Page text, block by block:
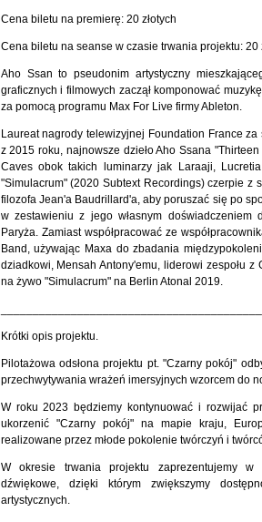
Cena biletu na premierę: 20 złotych
Cena biletu na seanse w czasie trwania projektu: 20
Aho Ssan to pseudonim artystyczny
graficznych i filmowych zaczął komponować
za pomocą programu Max For Live firmy Ableton.
Laureat nagrody telewizyjnej Foundation France
z 2015 roku, najnowsze dzieło Aho Ssana
Caves obok takich luminarzy jak Laraaji,
"Simulacrum" (2020 Subtext Recordings) czerpie z
filozofa Jean'a Baudrillard'a, aby poruszać się po
w zestawieniu z jego własnym doświadczeniem
Paryża. Zamiast współpracować ze
Band, używając Maxa do zbadania
dziadkowi, Mensah Antony'emu, liderowi zespołu z
na żywo "Simulacrum" na Berlin Atonal 2019.
Krótki opis projektu.
Pilotażowa odsłona projektu pt. "Czarny pokój"
przechwytywania wrażeń imersyjnych wzorcem do
W roku 2023 będziemy kontynuować i rozwijać
ukorzenić "Czarny pokój" na mapie kraju,
realizowane przez młode pokolenie twórczyń i
W okresie trwania projektu zaprezentujemy w
dźwiękowe, dzięki którym zwiększymy
artystycznych.